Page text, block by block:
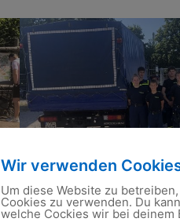
Wir verwenden
Um diese Website zu
Cookies zu verwenden. Du
welche Cockies wir bei deinem